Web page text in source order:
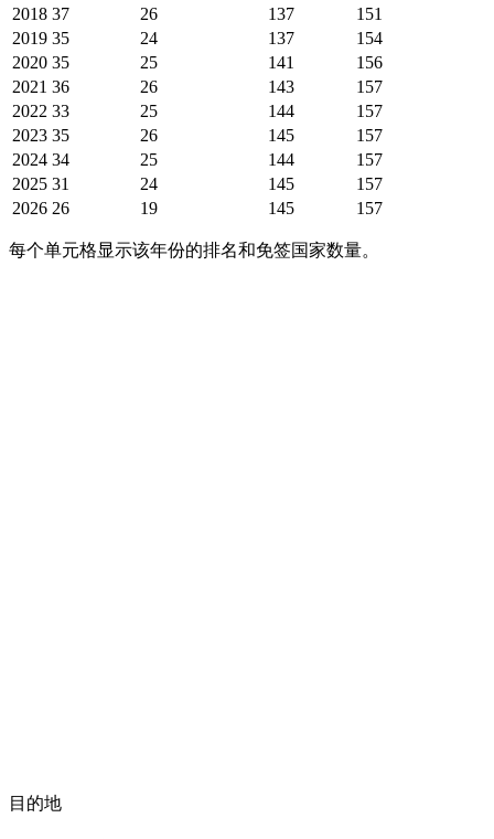
2018 37 26 137
151
2019 35 24 137
154
2020 35 25 141
156
2021 36 26 143
157
2022 33 25 144
157
2023 35 26 145
157
2024 34 25 144
157
2025 31 24 145
157
2026 26 19 145 157
每个单元格显示该年份的排名和免签国家数量。
目的地